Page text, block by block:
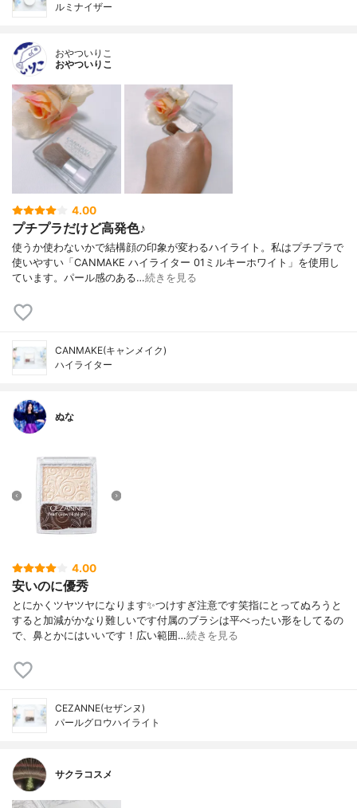
ルミナイザー
おやついりこ
おやついりこ
4.00
プチプラだけど高発色♪
使うか使わないかで結構顔の印象が変わるハイライト。私はプチプラで
使いやすい「CANMAKE ハイライター 01ミルキーホワイト」を使用し
ています。パール感のある…続きを見る
CANMAKE(キャンメイク)
ハイライター
ぬな
4.00
安いのに優秀
とにかくツヤツヤになります✨つけすぎ注意です笑指にとってぬろうと
すると加減がかなり難しいです付属のブラシは平べったい形をしてるの
で、鼻とかにはいいです！広い範囲…続きを見る
CEZANNE(セザンヌ)
パールグロウハイライト
サクラコスメ